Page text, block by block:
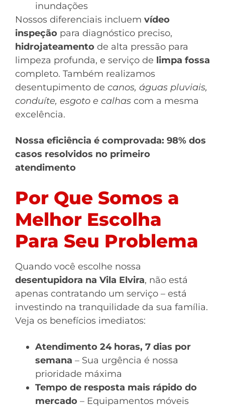
inundações
Nossos diferenciais incluem vídeo
inspeção para diagnóstico preciso,
hidrojateamento de alta pressão para
limpeza profunda, e serviço de limpa fossa
completo. Também realizamos
desentupimento de canos, águas pluviais,
conduíte, esgoto e calhas com a mesma
excelência.
Nossa eficiência é comprovada: 98% dos
casos resolvidos no primeiro
atendimento
Por Que Somos a
Melhor Escolha
Para Seu Problema
Quando você escolhe nossa
desentupidora na Vila Elvira, não está
apenas contratando um serviço – está
investindo na tranquilidade da sua família.
Veja os benefícios imediatos:
Atendimento 24 horas, 7 dias por
semana – Sua urgência é nossa
prioridade máxima
Tempo de resposta mais rápido do
mercado – Equipamentos móveis